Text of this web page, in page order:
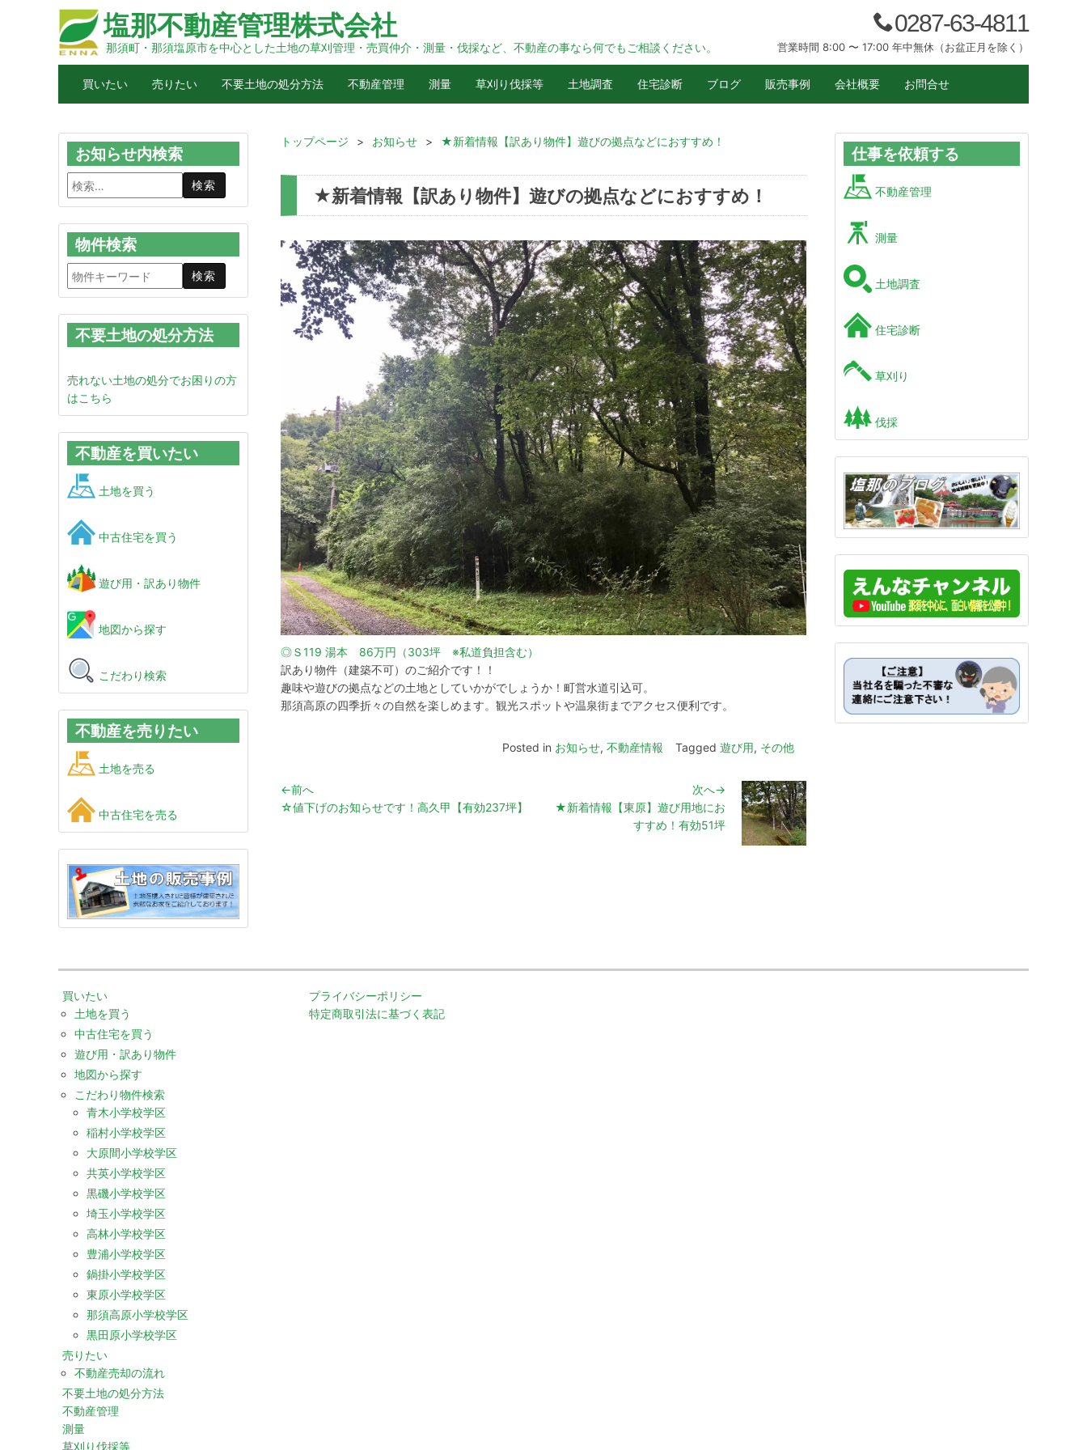
塩那不動産管理株式会社
那須町・那須塩原市を中心とした土地の草刈管理・売買仲介・測量・伐採など、不動産の事なら何でもご相談ください。
0287-63-4811
営業時間 8:00 〜 17:00 年中無休（お盆正月を除く）
買いたい 売りたい 不要土地の処分方法 不動産管理 測量 草刈り伐採等 土地調査 住宅診断 ブログ 販売事例 会社概要 お問合せ
トップページ > お知らせ > ★新着情報【訳あり物件】遊びの拠点などにおすすめ！
★新着情報【訳あり物件】遊びの拠点などにおすすめ！
◎Ｓ119 湯本 86万円（303坪 ※私道負担含む）
訳あり物件（建築不可）のご紹介です！！
趣味や遊びの拠点などの土地としていかがでしょうか！町営水道引込可。
那須高原の四季折々の自然を楽しめます。観光スポットや温泉街までアクセス便利です。
Posted in お知らせ, 不動産情報 Tagged 遊び用, その他
←前へ
☆値下げのお知らせです！高久甲【有効237坪】
次へ→
★新着情報【東原】遊び用地にお
すすめ！有効51坪
お知らせ内検索
物件検索
不要土地の処分方法
売れない土地の処分でお困りの方
はこちら
不動産を買いたい
土地を買う
中古住宅を買う
遊び用・訳あり物件
地図から探す
こだわり検索
不動産を売りたい
土地を売る
中古住宅を売る
仕事を依頼する
不動産管理
測量
土地調査
住宅診断
草刈り
伐採
買いたい
土地を買う
中古住宅を買う
遊び用・訳あり物件
地図から探す
こだわり物件検索
青木小学校学区
稲村小学校学区
大原間小学校学区
共英小学校学区
黒磯小学校学区
埼玉小学校学区
高林小学校学区
豊浦小学校学区
鍋掛小学校学区
東原小学校学区
那須高原小学校学区
黒田原小学校学区
売りたい
不動産売却の流れ
不要土地の処分方法
不動産管理
測量
草刈り伐採等
プライバシーポリシー
特定商取引法に基づく表記